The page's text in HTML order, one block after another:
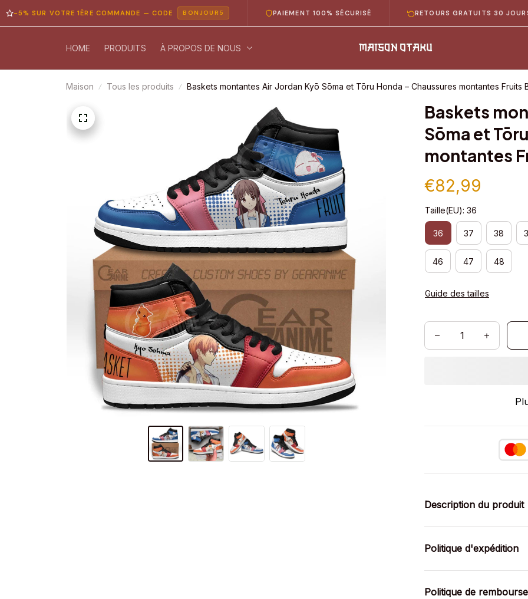
VOTRE 1ÈRE COMMANDE — CODE BONJOUR5 PAIEMENT 100% SÉCURISÉ RETOURS GRATUITS 30 JOURS
HOME PRODUITS À PROPOS DE NOUS
Maison Tous les produits Baskets montantes Air Jordan Kyō Sōma et Tōru Honda – Chaussures montantes Fruits
Baskets
Sōma et
montantes
€82,99
Taille(EU): 36
36 37 38
46 47 48
Guide des tailles
Description du produit
Politique d'expédition
Politique de